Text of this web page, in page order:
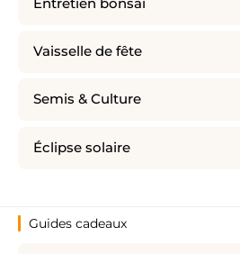
Vaisselle de fête
Semis & Culture
Éclipse solaire
Guides cadeaux